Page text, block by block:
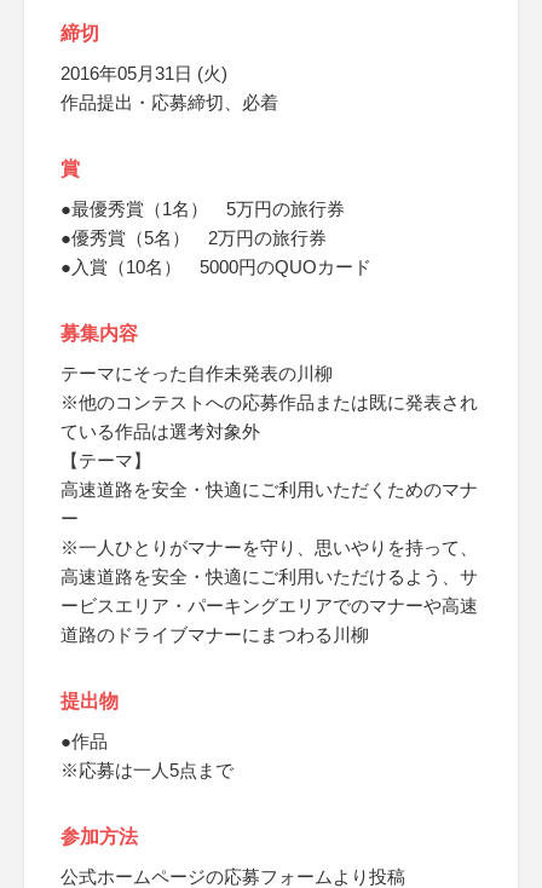
締切
2016年05月31日 (火)
作品提出・応募締切、必着
賞
●最優秀賞（1名） 5万円の旅行券
●優秀賞（5名） 2万円の旅行券
●入賞（10名） 5000円のQUOカード
募集内容
テーマにそった自作未発表の川柳
※他のコンテストへの応募作品または既に発表され
ている作品は選考対象外
【テーマ】
高速道路を安全・快適にご利用いただくためのマナ
ー
※一人ひとりがマナーを守り、思いやりを持って、
高速道路を安全・快適にご利用いただけるよう、サ
ービスエリア・パーキングエリアでのマナーや高速
道路のドライブマナーにまつわる川柳
提出物
●作品
※応募は一人5点まで
参加方法
公式ホームページの応募フォームより投稿